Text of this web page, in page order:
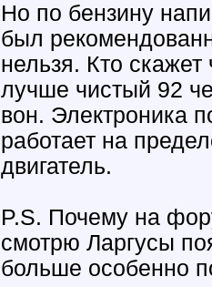
Но по бензину
был
нельзя. Кто
лучше чистый 92
вон. Электроника
работает на
двигатель.
P.S. Почему на
смотрю Ларгусы
больше особенно